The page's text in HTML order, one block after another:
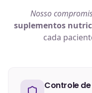
Nosso
suplementos
cada
Controle